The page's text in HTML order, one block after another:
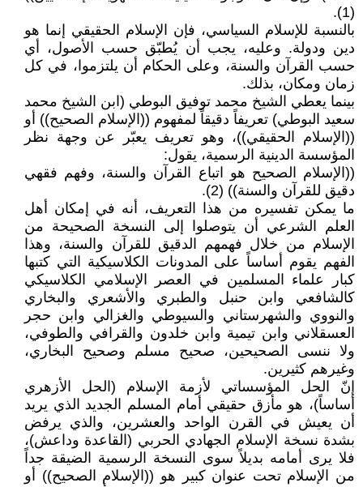
(1).
بالنسبة للإسلام السياسي، فإن الإسلام الحقيقي إنما هو
دين ودولة. وعليه، يجب أن يُطبّق حسب الأصول، أي
حسب القرآن والسنة، وعلى الحكام أن يلتزموا، في كل
زمان ومكان، بذلك.
بينما يعطي الشيخ محمد توفيق البوطي (ابن الشيخ محمد
سعيد البوطي) تعريفاً دقيقاً لمفهوم ((الإسلام الصحيح)) أو
((الإسلام الحقيقي))، وهو تعريف يعبّر عن وجهة نظر
المؤسسة الدينية الرسمية، يقول:
((الإسلام الصحيح هو اتباع القرآن والسنة، وفهم فقهي
دقيق للقرآن والسنة)) (2).
ما يمكن تفسيره من هذا التعريف، أنه في إمكان أهل
العلم الشرعي أن يتوصلوا إلى النسخة الصحيحة من
الإسلام من خلال فهمهم الدقيق للقرآن والسنة، وهذا
الفهم يقوم أساساً على المدونات الكلاسيكية التي كتبها
كبار علماء المسلمين في العصر الإسلامي الكلاسيكي
كالشافعي وابن حنبل والطبري والأشعري والبخاري
والنووي والشهرستاني والسيوطي والغزالي وابن حجر
العسقلاني وابن تيمية وابن خلدون والقرافي والطوفي،
ولا ننسى الصحيحين، صحيح مسلم وصحيح البخاري،
وغيرهم كثيرين.
إنّ الحل المؤسساتي لأزمة الإسلام (الحل الأزهري
أساساً)، هو مأزق حقيقي أمام المسلم الجديد الذي يريد
أن يعيش في القرن الواحد والعشرين، والذي يرفض
بشدة نسخة الإسلام الجهادي الحربي (القاعدة وداعش)،
فلا يرى أمامه بديلاً سوى النسخة الرسمية الضيقة جداً
من الإسلام تحت عنوان كبير هو ((الإسلام الصحيح)) أو